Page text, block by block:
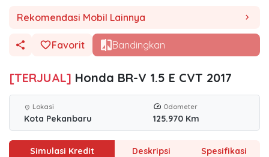
Rekomendasi Mobil Lainnya chevron_right
Favorit Bandingkan
[TERJUAL] Honda BR-V 1.5 E CVT 2017
location_on Lokasi
Kota Pekanbaru
Odometer
125.970 Km
Simulasi Kredit Deskripsi Spesifikasi